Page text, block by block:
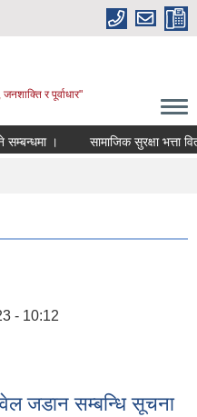
र पूर्वाधार"
। सामाजिक सुरक्षा भत्ता
- 10:12
जडान सम्बन्धि सूचना